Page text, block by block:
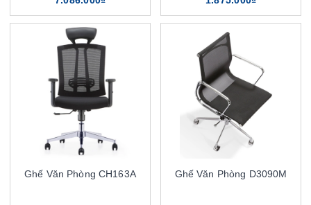
Ghế Văn Phòng CH163A Ghế Văn Phòng D3090M